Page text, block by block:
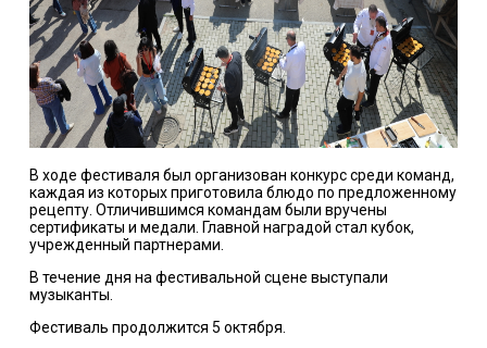
В ходе фестиваля был организован конкурс среди команд,
каждая из которых приготовила блюдо по предложенному
рецепту. Отличившимся командам были вручены
сертификаты и медали. Главной наградой стал кубок,
учрежденный партнерами.
В течение дня на фестивальной сцене выступали
музыканты.
Фестиваль продолжится 5 октября.